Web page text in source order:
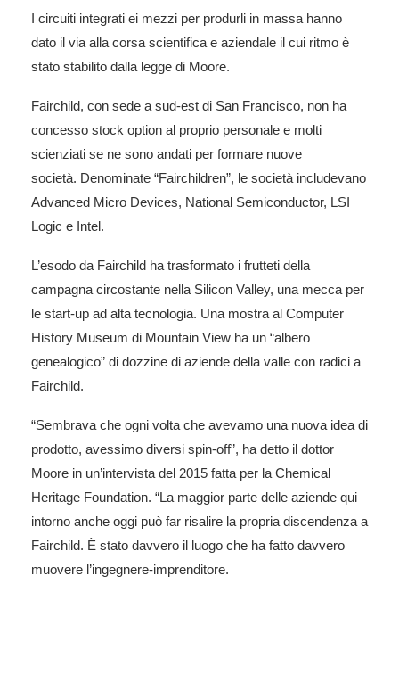
I circuiti integrati ei mezzi per produrli in massa hanno
dato il via alla corsa scientifica e aziendale il cui ritmo è
stato stabilito dalla legge di Moore.
Fairchild, con sede a sud-est di San Francisco, non ha
concesso stock option al proprio personale e molti
scienziati se ne sono andati per formare nuove
società. Denominate “Fairchildren”, le società includevano
Advanced Micro Devices, National Semiconductor, LSI
Logic e Intel.
L’esodo da Fairchild ha trasformato i frutteti della
campagna circostante nella Silicon Valley, una mecca per
le start-up ad alta tecnologia. Una mostra al Computer
History Museum di Mountain View ha un “albero
genealogico” di dozzine di aziende della valle con radici a
Fairchild.
“Sembrava che ogni volta che avevamo una nuova idea di
prodotto, avessimo diversi spin-off”, ha detto il dottor
Moore in un’intervista del 2015 fatta per la Chemical
Heritage Foundation. “La maggior parte delle aziende qui
intorno anche oggi può far risalire la propria discendenza a
Fairchild. È stato davvero il luogo che ha fatto davvero
muovere l’ingegnere-imprenditore.